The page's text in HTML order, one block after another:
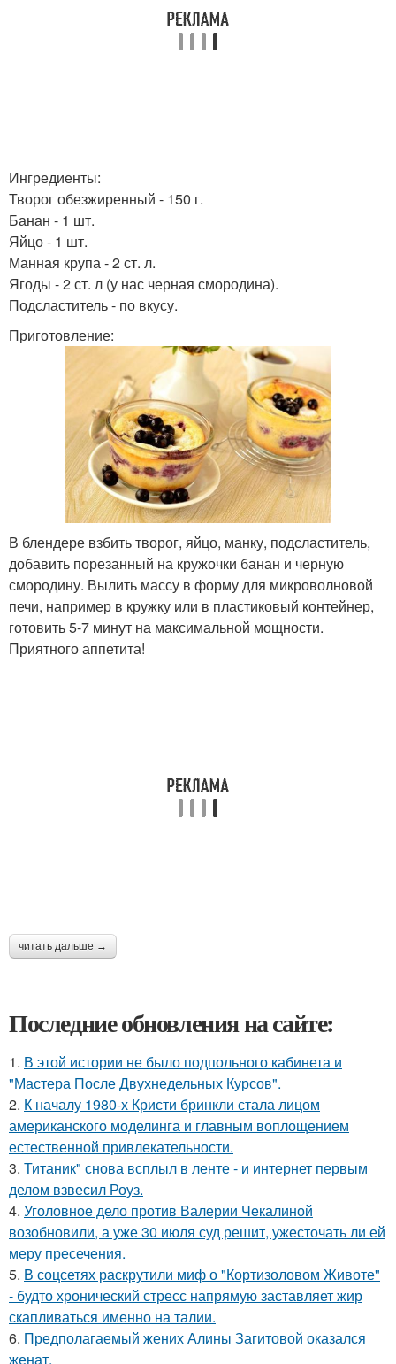
Ингредиенты:
Творог обезжиренный - 150 г.
Банан - 1 шт.
Яйцо - 1 шт.
Манная крупа - 2 ст. л.
Ягоды - 2 ст. л (у нас черная смородина).
Подсластитель - по вкусу.
Приготовление:
В блендере взбить творог, яйцо, манку, подсластитель,
добавить порезанный на кружочки банан и черную
смородину. Вылить массу в форму для микроволновой
печи, например в кружку или в пластиковый контейнер,
готовить 5-7 минут на максимальной мощности.
Приятного аппетита!
читать дальше →
Последние обновления на сайте:
1. В этой истории не было подпольного кабинета и
"Мастера После Двухнедельных Курсов".
2. К началу 1980-х Кристи бринкли стала лицом
американского моделинга и главным воплощением
естественной привлекательности.
3. Титаник" снова всплыл в ленте - и интернет первым
делом взвесил Роуз.
4. Уголовное дело против Валерии Чекалиной
возобновили, а уже 30 июля суд решит, ужесточать ли ей
меру пресечения.
5. В соцсетях раскрутили миф о "Кортизоловом Животе"
- будто хронический стресс напрямую заставляет жир
скапливаться именно на талии.
6. Предполагаемый жених Алины Загитовой оказался
женат.